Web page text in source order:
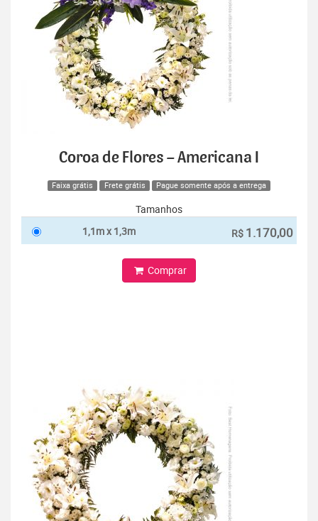
Coroa de Flores – Americana I
Faixa grátis Frete grátis Pague somente após a entrega
Tamanhos
1,1m x 1,3m
R$ 1.170,00
Comprar